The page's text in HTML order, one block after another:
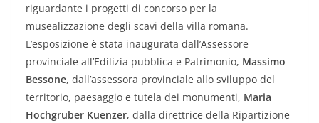
riguardante i progetti di concorso per la
musealizzazione degli scavi della villa romana.
L’esposizione è stata inaugurata dall’Assessore
provinciale all’Edilizia pubblica e Patrimonio, Massimo
Bessone, dall’assessora provinciale allo sviluppo del
territorio, paesaggio e tutela dei monumenti, Maria
Hochgruber Kuenzer, dalla direttrice della Ripartizione